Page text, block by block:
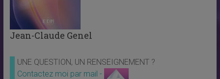
Jean-Claude Genel
UNE QUESTION, UN RENSEIGNEMENT ?
Contactez moi par mail -